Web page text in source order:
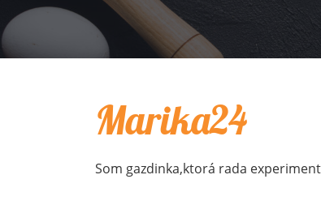
Marika24
Som gazdinka,ktorá rada